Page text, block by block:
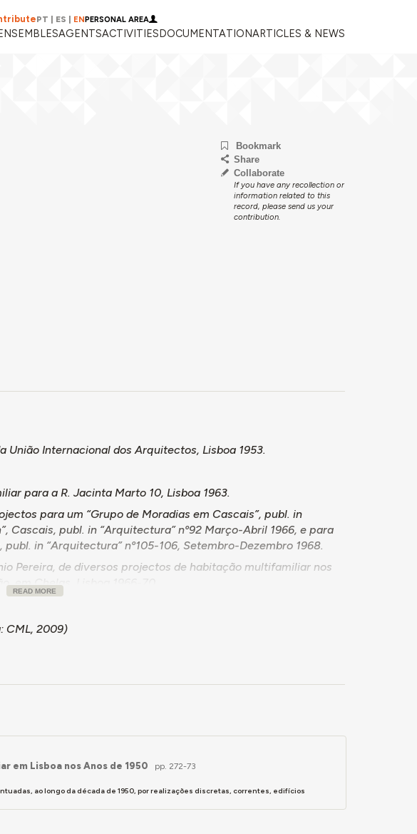
PT ES ENPERSONAL AREA
AGENTSACTIVITIESDOCUMENTATIONARTICLES & NEWS
Bookmark
Share
Collaborate
If you have any recollection or
information related to this
record, please send us your
contribution.
Internacional dos Arquitectos, Lisboa 1953.
para a R. Jacinta Marto 10, Lisboa 1963.
para um “Grupo de Moradias em Cascais”, publ. in
Cascais, publ. in “Arquitectura” nº92 Março-Abril 1966, e para
in “Arquitectura” nº105-106, Setembro-Dezembro 1968.
Pereira, de diversos projectos de habitação multifamiliar nos
em Chelas, Lisboa 1966-70.
READ MORE
CML, 2009)
em Lisboa nos Anos de 1950 pp. 272-73
ao longo da década de 1950, por realizações discretas, correntes, edifícios